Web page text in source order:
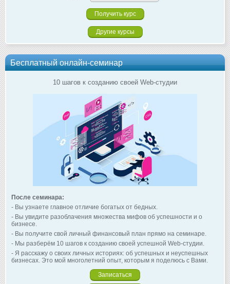
Другие курсы
Бесплатный онлайн-семинар
10 шагов к созданию своей Web-студии
После семинара:
- Вы узнаете главное отличие богатых от бедных.
- Вы увидите разоблачения множества мифов об успешности и о
бизнесе.
- Вы получите свой личный финансовый план прямо на семинаре.
- Мы разберём 10 шагов к созданию своей успешной Web-студии.
- Я расскажу о своих личных историях: об успешных и неуспешных
бизнесах. Это мой многолетний опыт, которым я поделюсь с Вами.
Записаться